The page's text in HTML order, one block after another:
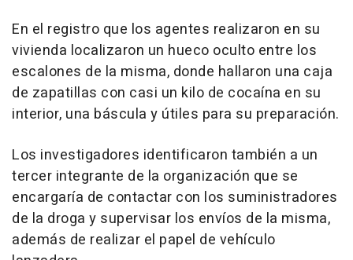
En el registro que los agentes realizaron en su
vivienda localizaron un hueco oculto entre los
escalones de la misma, donde hallaron una caja
de zapatillas con casi un kilo de cocaína en su
interior, una báscula y útiles para su preparación.
Los investigadores identificaron también a un
tercer integrante de la organización que se
encargaría de contactar con los suministradores
de la droga y supervisar los envíos de la misma,
además de realizar el papel de vehículo